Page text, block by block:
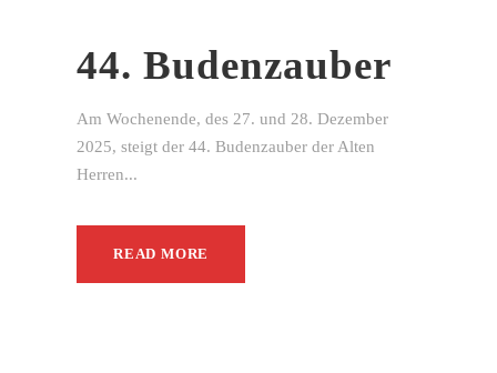
44. Budenzauber
Am Wochenende, des 27. und 28. Dezember
2025, steigt der 44. Budenzauber der Alten
Herren...
READ MORE